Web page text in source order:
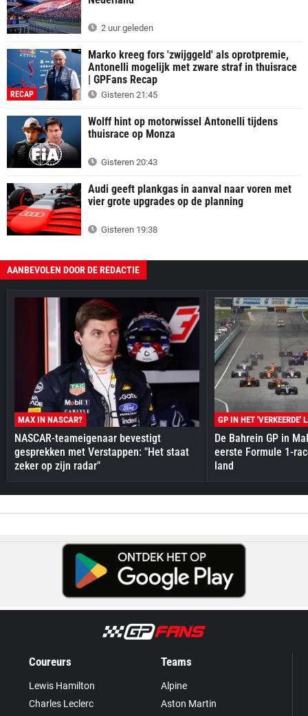
2 uur geleden
RECAP
Marko kreeg fors 'zwijggeld' als oprotpremie,
Antonelli mogelijk met zware straf in thuisrace
| GPFans Recap
Gisteren 21:45
Wolff hint op motorwissel Antonelli tijdens
thuisrace op Monza
Gisteren 20:43
Audi geeft plankgas in aanval naar voren met
vier grote upgrades op de planning
Gisteren 19:38
AANBEVOLEN DOOR DE REDACTIE
MAX IN NASCAR?
NASCAR-teameigenaar bevestigt
gesprekken met Verstappen: "Het staat
zeker op zijn radar"
GP IN HET 'VERKEERDE'
De Bahrein GP in
eerste Formule 1-
land
Coureurs
Lewis Hamilton
Charles Leclerc
Teams
Alpine
Aston Martin